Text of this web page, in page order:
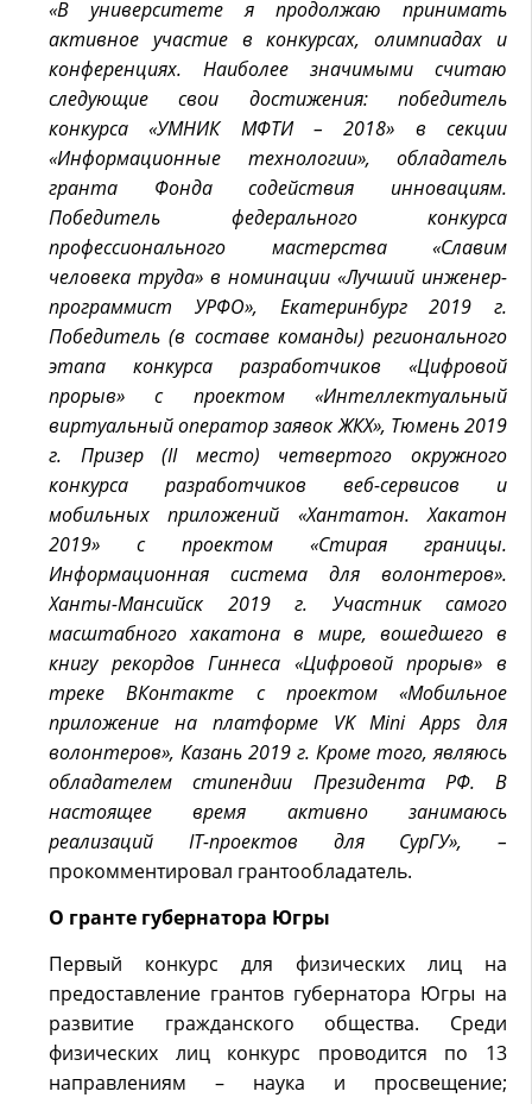
«В университете я продолжаю принимать
активное участие в конкурсах, олимпиадах и
конференциях. Наиболее значимыми считаю
следующие свои достижения: победитель
конкурса «УМНИК МФТИ – 2018» в секции
«Информационные технологии», обладатель
гранта Фонда содействия инновациям.
Победитель федерального конкурса
профессионального мастерства «Славим
человека труда» в номинации «Лучший инженер-
программист УРФО», Екатеринбург 2019 г.
Победитель (в составе команды) регионального
этапа конкурса разработчиков «Цифровой
прорыв» с проектом «Интеллектуальный
виртуальный оператор заявок ЖКХ», Тюмень 2019
г. Призер (II место) четвертого окружного
конкурса разработчиков веб-сервисов и
мобильных приложений «Хантатон. Хакатон
2019» с проектом «Стирая границы.
Информационная система для волонтеров».
Ханты-Мансийск 2019 г. Участник самого
масштабного хакатона в мире, вошедшего в
книгу рекордов Гиннеса «Цифровой прорыв» в
треке ВКонтакте с проектом «Мобильное
приложение на платформе VK Mini Apps для
волонтеров», Казань 2019 г. Кроме того, являюсь
обладателем стипендии Президента РФ. В
настоящее время активно занимаюсь
реализаций IT-проектов для СурГУ», –
прокомментировал грантообладатель.
О гранте губернатора Югры
Первый конкурс для физических лиц на
предоставление грантов губернатора Югры на
развитие гражданского общества. Среди
физических лиц конкурс проводится по 13
направлениям – наука и просвещение;